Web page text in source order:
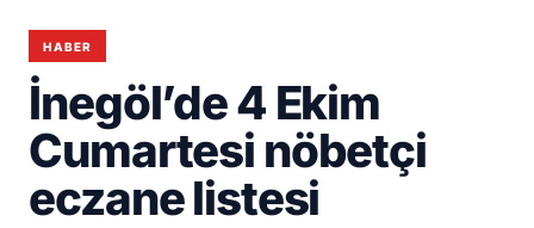
HABER
İnegöl’de 4 Ekim
Cumartesi nöbetçi
eczane listesi